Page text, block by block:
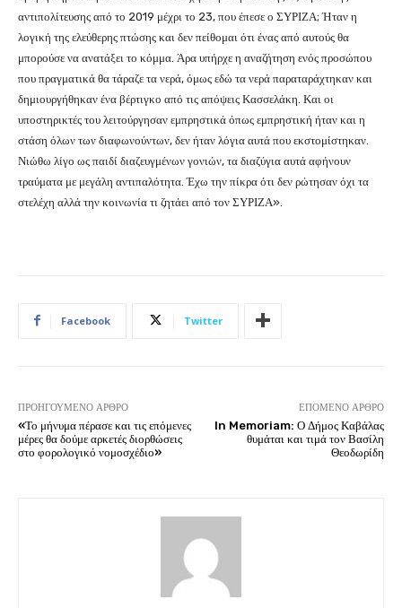
αντιπολίτευσης από το 2019 μέχρι το 23, που έπεσε ο ΣΥΡΙΖΑ; Ήταν η
λογική της ελεύθερης πτώσης και δεν πείθομαι ότι ένας από αυτούς θα
μπορούσε να ανατάξει το κόμμα. Άρα υπήρχε η αναζήτηση ενός προσώπου
που πραγματικά θα τάραζε τα νερά, όμως εδώ τα νερά παραταράχτηκαν και
δημιουργήθηκαν ένα βέρτιγκο από τις απόψεις Κασσελάκη. Και οι
υποστηρικτές του λειτούργησαν εμπρηστικά όπως εμπρηστική ήταν και η
στάση όλων των διαφωνούντων, δεν ήταν λόγια αυτά που εκστομίστηκαν.
Νιώθω λίγο ως παιδί διαζευγμένων γονιών, τα διαζύγια αυτά αφήνουν
τραύματα με μεγάλη αντιπαλότητα. Έχω την πίκρα ότι δεν ρώτησαν όχι τα
στελέχη αλλά την κοινωνία τι ζητάει από τον ΣΥΡΙΖΑ».
Facebook Twitter
ΠΡΟΗΓΟΎΜΕΝΟ ΆΡΘΡΟ
«Το μήνυμα πέρασε και τις επόμενες
μέρες θα δούμε αρκετές διορθώσεις
στο φορολογικό νομοσχέδιο»
ΕΠΌΜΕΝΟ ΆΡΘΡΟ
In Memoriam: Ο Δήμος Καβάλας
θυμάται και τιμά τον Βασίλη
Θεοδωρίδη